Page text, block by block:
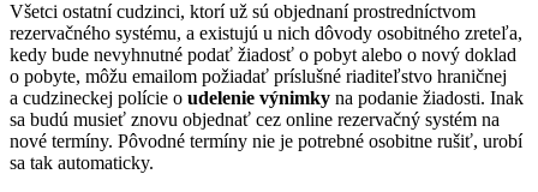
Všetci ostatní cudzinci, ktorí už sú objednaní prostredníctvom
rezervačného systému, a existujú u nich dôvody osobitného zreteľa,
kedy bude nevyhnutné podať žiadosť o pobyt alebo o nový doklad
o pobyte, môžu emailom požiadať príslušné riaditeľstvo hraničnej
a cudzineckej polície o udelenie výnimky na podanie žiadosti. Inak
sa budú musieť znovu objednať cez online rezervačný systém na
nové termíny. Pôvodné termíny nie je potrebné osobitne rušiť, urobí
sa tak automaticky.